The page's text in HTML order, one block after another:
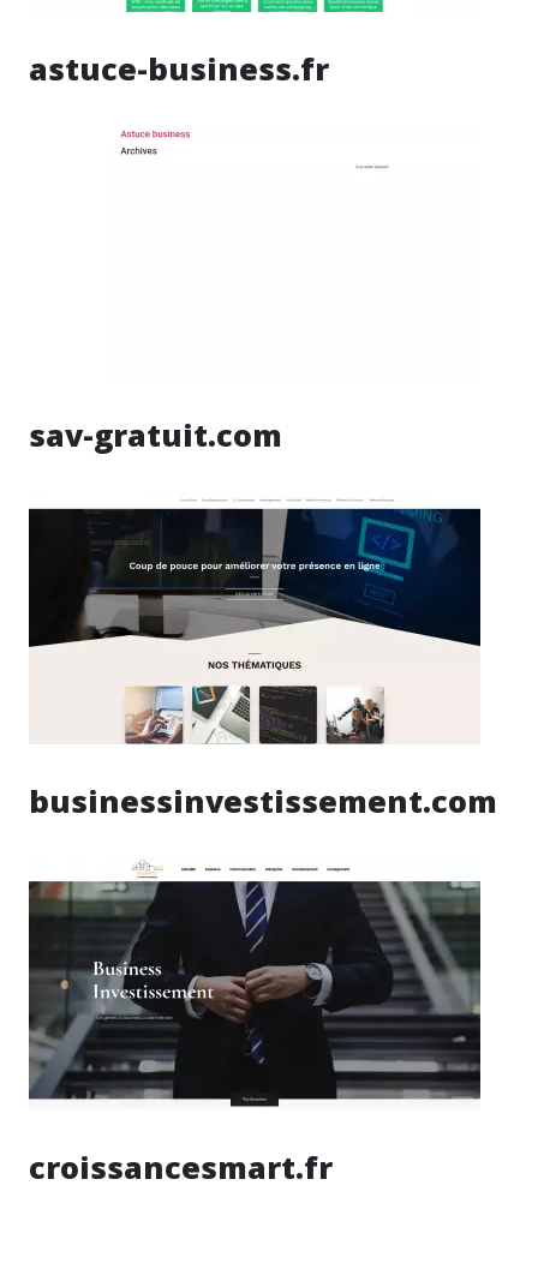
astuce-business.fr
sav-gratuit.com
businessinvestissement.com
croissancesmart.fr